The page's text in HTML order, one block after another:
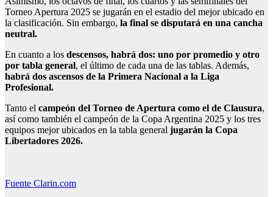
Torneo Apertura 2025 se jugarán en el estadio del mejor ubicado en
la clasificación. Sin embargo, la final se disputará en una cancha
neutral.
En cuanto a los descensos, habrá dos: uno por promedio y otro
por tabla general, el último de cada una de las tablas. Además,
habrá dos ascensos de la Primera Nacional a la Liga
Profesional.
Tanto el campeón del Torneo de Apertura como el de Clausura,
así como también el campeón de la Copa Argentina 2025 y los tres
equipos mejor ubicados en la tabla general jugarán la Copa
Libertadores 2026.
Fuente Clarin.com